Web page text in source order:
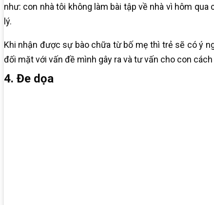
như: con nhà tôi không làm bài tập về nhà vì hôm
lý.
Khi nhận được sự bào chữa từ bố mẹ thì trẻ sẽ có ý
đối mặt với vấn đề mình gây ra và tư vấn cho con
4. Đe dọa